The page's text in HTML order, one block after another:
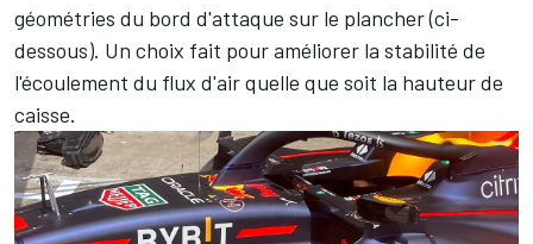
géométries du bord d'attaque sur le plancher (ci-
dessous). Un choix fait pour améliorer la stabilité de
l'écoulement du flux d'air quelle que soit la hauteur de
caisse.